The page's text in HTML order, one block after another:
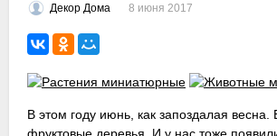
Декор Дома 8 июня 2017
В этом году июнь, как запоздалая весна.